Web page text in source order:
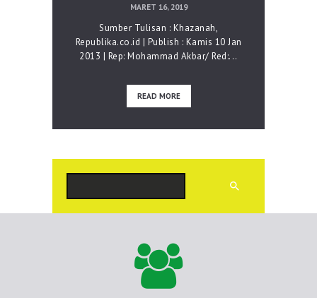
MARET 16, 2019
Sumber Tulisan : Khazanah,
Republika.co.id | Publish : Kamis 10 Jan
2013 | Rep: Mohammad Akbar/ Red:...
READ MORE